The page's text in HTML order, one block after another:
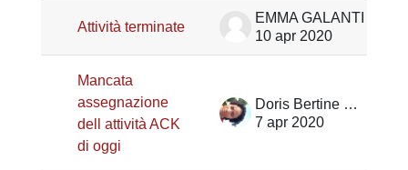
Attività terminate
EMMA GALANTI
10 apr 2020
Mancata
assegnazione
dell attività ACK
di oggi
Doris Bertine Metago
7 apr 2020